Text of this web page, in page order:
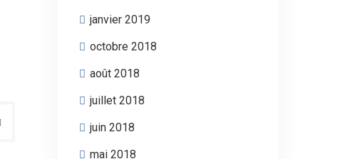
janvier 2019
octobre 2018
août 2018
juillet 2018
juin 2018
mai 2018